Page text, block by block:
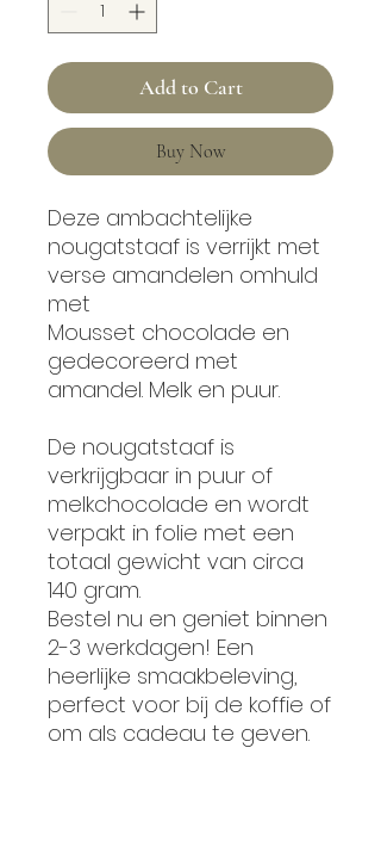
Add to Cart
Buy Now
Deze ambachtelijke
nougatstaaf is verrijkt met
verse amandelen omhuld
met
Mousset chocolade en
gedecoreerd met
amandel. Melk en puur.
De nougatstaaf is
verkrijgbaar in puur of
melkchocolade en wordt
verpakt in folie met een
totaal gewicht van circa
140 gram.
Bestel nu en geniet binnen
2-3 werkdagen! Een
heerlijke smaakbeleving,
perfect voor bij de koffie of
om als cadeau te geven.